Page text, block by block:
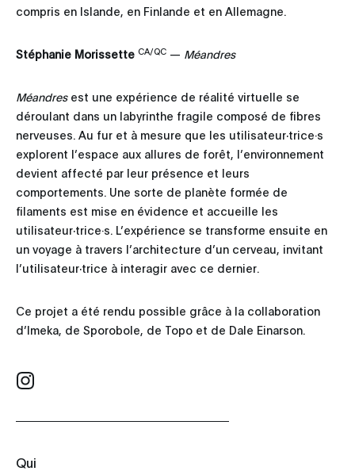
compris en Islande, en Finlande et en Allemagne.
Stéphanie Morissette CA/QC — Méandres
Méandresest une expérience de réalité virtuelle se
déroulant dans un labyrinthe fragile composé de fibres
nerveuses. Au fur et à mesure que les utilisateur∙trice·s
explorent l’espace aux allures de forêt, l’environnement
devient affecté par leur présence et leurs
comportements. Une sorte de planète formée de
filaments est mise en évidence et accueille les
utilisateur∙trice·s. L’expérience se transforme ensuite en
un voyage à travers l’architecture d’un cerveau, invitant
l’utilisateur∙trice à interagir avec ce dernier.
Ce projet a été rendu possible grâce à la collaboration
d’Imeka, de Sporobole, de Topo et de Dale Einarson.
Qui